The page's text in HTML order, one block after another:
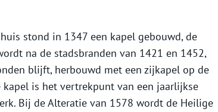
stond in 1347 een kapel gebouwd, de
na de stadsbranden van 1421 en 1452,
blijft, herbouwd met een zijkapel op de
is het vertrekpunt van een jaarlijkse
Bij de Alteratie van 1578 wordt de Heilige